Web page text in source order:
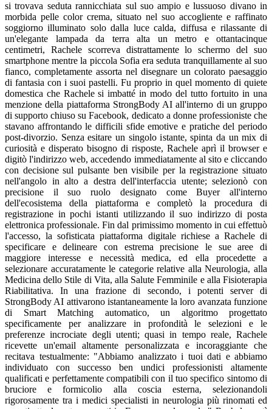
si trovava seduta rannicchiata sul suo ampio e lussuoso divano in
morbida pelle color crema, situato nel suo accogliente e raffinato
soggiorno illuminato solo dalla luce calda, diffusa e rilassante di
un'elegante lampada da terra alta un metro e ottantacinque
centimetri, Rachele scorreva distrattamente lo schermo del suo
smartphone mentre la piccola Sofia era seduta tranquillamente al suo
fianco, completamente assorta nel disegnare un colorato paesaggio
di fantasia con i suoi pastelli. Fu proprio in quel momento di quiete
domestica che Rachele si imbatté in modo del tutto fortuito in una
menzione della piattaforma StrongBody AI all'interno di un gruppo
di supporto chiuso su Facebook, dedicato a donne professioniste che
stavano affrontando le difficili sfide emotive e pratiche del periodo
post-divorzio. Senza esitare un singolo istante, spinta da un mix di
curiosità e disperato bisogno di risposte, Rachele aprì il browser e
digitò l'indirizzo web, accedendo immediatamente al sito e cliccando
con decisione sul pulsante ben visibile per la registrazione situato
nell'angolo in alto a destra dell'interfaccia utente; selezionò con
precisione il suo ruolo designato come Buyer all'interno
dell'ecosistema della piattaforma e completò la procedura di
registrazione in pochi istanti utilizzando il suo indirizzo di posta
elettronica professionale. Fin dal primissimo momento in cui effettuò
l'accesso, la sofisticata piattaforma digitale richiese a Rachele di
specificare e delineare con estrema precisione le sue aree di
maggiore interesse e necessità medica, ed ella procedette a
selezionare accuratamente le categorie relative alla Neurologia, alla
Medicina dello Stile di Vita, alla Salute Femminile e alla Fisioterapia
Riabilitativa. In una frazione di secondo, i potenti server di
StrongBody AI attivarono istantaneamente la loro avanzata funzione
di Smart Matching automatico, un algoritmo progettato
specificamente per analizzare in profondità le selezioni e le
preferenze incrociate degli utenti; quasi in tempo reale, Rachele
ricevette un'email altamente personalizzata e incoraggiante che
recitava testualmente: "Abbiamo analizzato i tuoi dati e abbiamo
individuato con successo ben undici professionisti altamente
qualificati e perfettamente compatibili con il tuo specifico sintomo di
bruciore e formicolio alla coscia esterna, selezionandoli
rigorosamente tra i medici specialisti in neurologia più rinomati ed